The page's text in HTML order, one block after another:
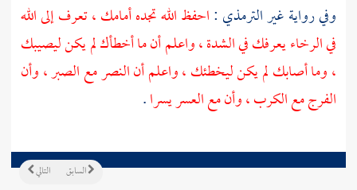
وفي رواية غيرالترمذي :احفظ الله تجده أمامك ، تعرف إلى الله
في الرخاء يعرفك في الشدة ، واعلم أن ما أخطأك لم يكن ليصيبك
، وما أصابك لم يكن ليخطئك ، واعلم أن النصر مع الصبر ، وأن
الفرج مع الكرب ، وأن مع العسر يسرا.
التالي السابق